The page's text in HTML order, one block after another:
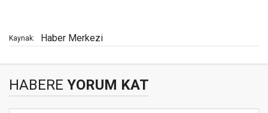
Kaynak: Haber Merkezi
HABERE YORUM KAT